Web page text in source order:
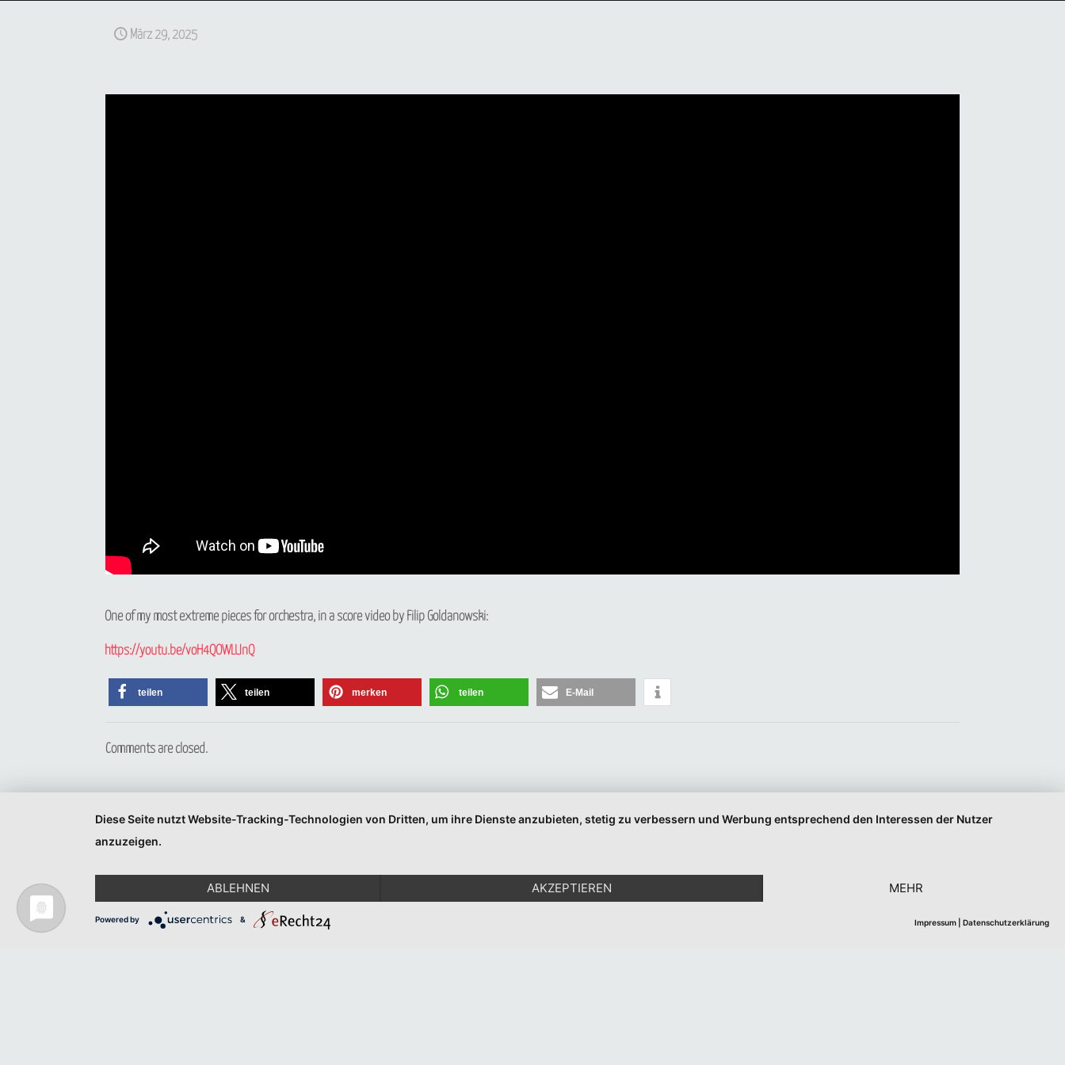
März 29, 2025
One of my most extreme pieces for orchestra, in a score video by Filip Goldanowski:
https://youtu.be/voH4QOWLUnQ
teilen teilen merken teilen E-Mail
Comments are closed.
Newsletter abonnieren
Email
Diese Seite nutzt Website-Tracking-Technologien von Dritten, um ihre Dienste anzubieten, stetig zu verbessern und Werbung entsprechend den Interessen der Nutzer
anzuzeigen.
ABLEHNEN AKZEPTIEREN MEHR
Powered by & Impressum Datenschutzerklärung